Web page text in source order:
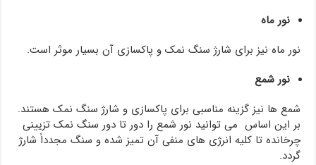
نور ماه
نور ماه نیز برای شارژ سنگ نمک و پاکسازی آن بسیار موثر است.
نور شمع
شمع ها نیز گزینه مناسبی برای پاکسازی و شارژ سنگ نمک هستند.
بر این اساس می توانید نور شمع را دور تا دور سنگ نمک تزیینی
چرخانده تا کلیه انرژی های منفی آن تمیز شده و سنگ مجدداً شارژ
گردد.